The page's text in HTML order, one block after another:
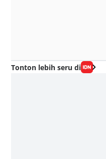
Tonton lebih seru di